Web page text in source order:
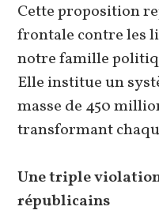
Cette proposition
frontale contre les
notre famille
Elle institue un
masse de 450
transformant
Une triple
républicains